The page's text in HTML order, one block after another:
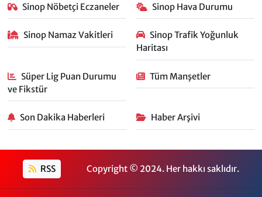
Sinop Nöbetçi Eczaneler Sinop Hava Durumu
Sinop Namaz Vakitleri
Sinop Trafik Yoğunluk
Haritası
Süper Lig Puan Durumu
ve Fikstür
Tüm Manşetler
Son Dakika Haberleri Haber Arşivi
RSS Copyright © 2024. Her hakkı saklıdır.